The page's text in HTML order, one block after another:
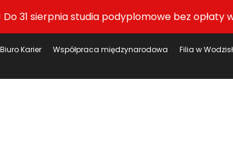
31 sierpnia studia podyplomowe bez opłaty
Biuro Karier Współpraca międzynarodowa Filia w